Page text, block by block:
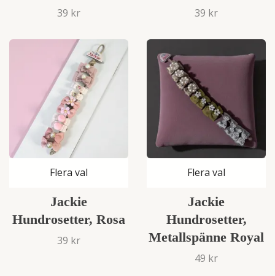
39 kr 39 kr
Flera val
Jackie
Hundrosetter, Rosa
39 kr
Flera val
Jackie
Hundrosetter,
Metallspänne Royal
49 kr